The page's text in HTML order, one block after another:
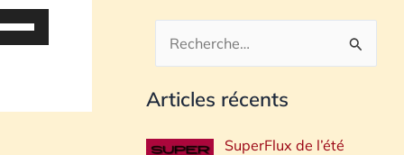
c
h
Articles récents
SuperFlux de l’été